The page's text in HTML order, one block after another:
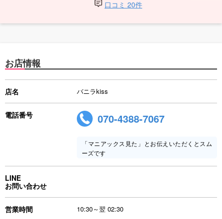
口コミ 20件
お店情報
店名 バニラkiss
電話番号 070-4388-7067
「マニアックス見た」とお伝えいただくとスム
ーズです
LINE
お問い合わせ
営業時間 10:30～翌 02:30